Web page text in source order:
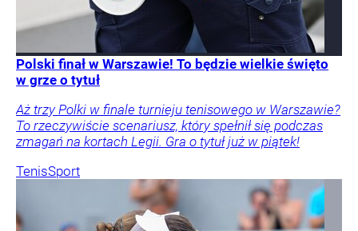
Polski finał w Warszawie! To będzie wielkie święto
w grze o tytuł
Aż trzy Polki w finale turnieju tenisowego w Warszawie?
To rzeczywiście scenariusz, który spełnił się podczas
zmagań na kortach Legii. Gra o tytuł już w piątek!
TenisSport